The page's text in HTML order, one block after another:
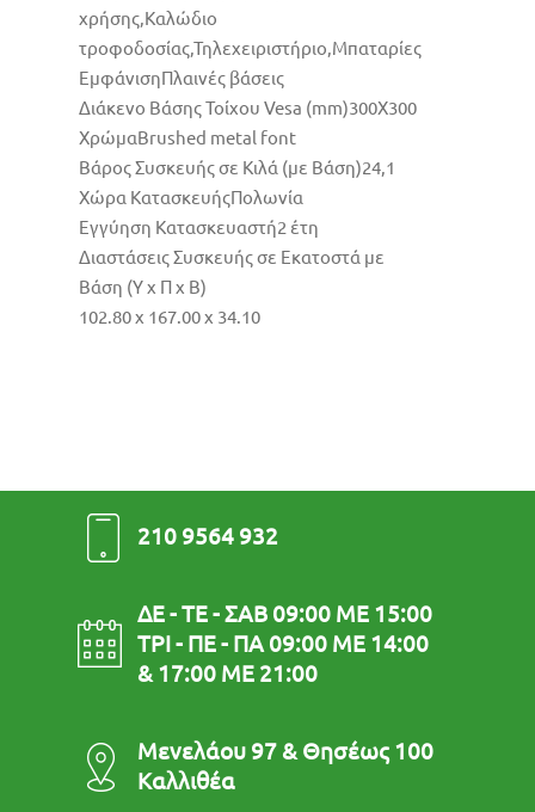
χρήσης,Καλώδιο
τροφοδοσίας,Τηλεχειριστήριο,Μπαταρίες
ΕμφάνισηΠλαινές βάσεις
Διάκενο Βάσης Τοίχου Vesa (mm)300X300
ΧρώμαBrushed metal font
Βάρος Συσκευής σε Κιλά (με Βάση)24,1
Χώρα ΚατασκευήςΠολωνία
Εγγύηση Κατασκευαστή2 έτη
Διαστάσεις Συσκευής σε Εκατοστά με
Βάση (Υ χ Π χ Β)
102.80 x 167.00 x 34.10
210 9564 932
ΔΕ - ΤΕ - ΣΑΒ 09:00 ΜΕ 15:00
ΤΡΙ - ΠΕ - ΠΑ 09:00 ΜΕ 14:00
& 17:00 ΜΕ 21:00
Μενελάου 97 & Θησέως 100
Καλλιθέα